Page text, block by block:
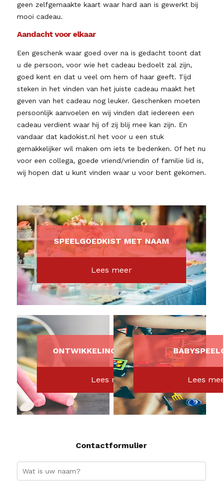
geen zelfgemaakte kaart waar hard aan is gewerkt bij
mooi cadeau.
Aandacht voor elkaar
Een geschenk waar goed over na is gedacht toont dat
u de persoon, voor wie het cadeau bedoelt zal zijn,
goed kent en dat u veel om hem of haar geeft. Tijd
steken in het vinden van het juiste cadeau maakt het
geven van het cadeau nog leuker. Geschenken moeten
persoonlijk aanvoelen en wij vinden dat iedereen een
cadeau verdient waar hij of zij blij mee kan zijn. En
vandaar dat kadokist.nl het voor u een stuk
gemakkelijker wil maken om iets te bedenken. Of het nu
voor een collega, goede vriend/vriendin of familie lid is,
wij hopen dat u kunt vinden waar u voor bent gekomen.
SPEELGOEDKIST MET NAAM
Lees meer
ONTWIKKELINGSSPEELGOED
Lees meer Lees
Contactformulier